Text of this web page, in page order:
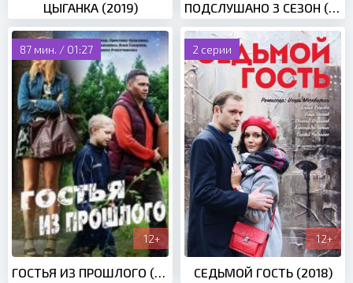
ЦЫГАНКА (2019) ПОДСЛУШАНО 3 СЕЗОН (2022)
87 мин. / 01:27
12+
2 серии
12+
СЕДЬМОЙ ГОСТЬ (2018)